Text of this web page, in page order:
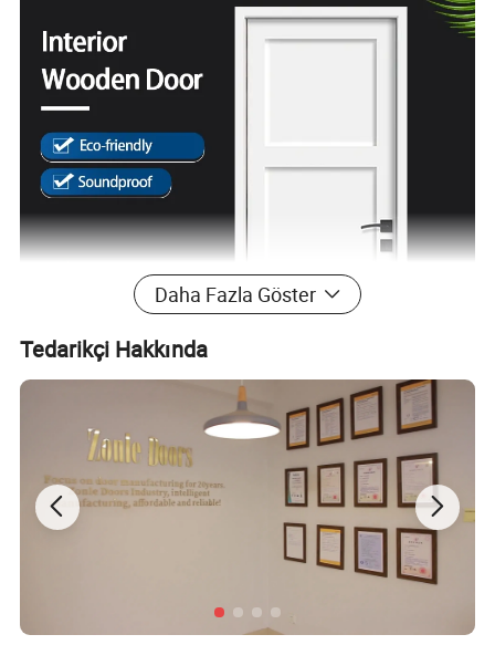
Daha Fazla Göster
Tedarikçi Hakkında